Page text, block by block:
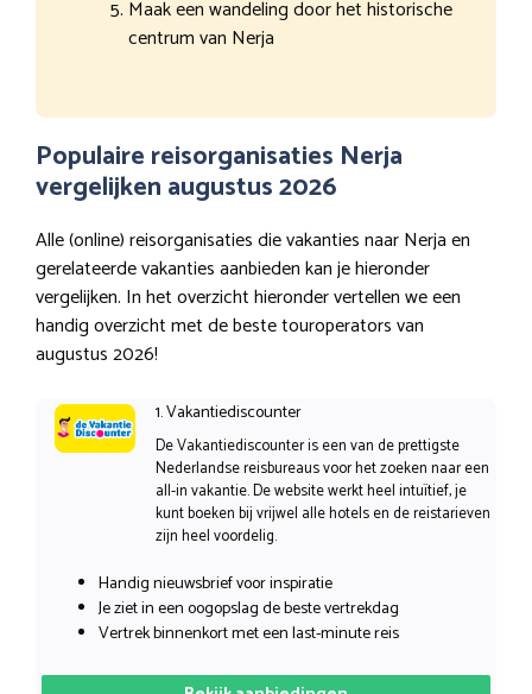
Maak een wandeling door het historische
centrum van Nerja
Populaire reisorganisaties Nerja
vergelijken augustus 2026
Alle (online) reisorganisaties die vakanties naar Nerja en
gerelateerde vakanties aanbieden kan je hieronder
vergelijken. In het overzicht hieronder vertellen we een
handig overzicht met de beste touroperators van
augustus 2026!
1. Vakantiediscounter
De Vakantiediscounter is een van de prettigste
Nederlandse reisbureaus voor het zoeken naar een
all-in vakantie. De website werkt heel intuïtief, je
kunt boeken bij vrijwel alle hotels en de reistarieven
zijn heel voordelig.
Handig nieuwsbrief voor inspiratie
Je ziet in een oogopslag de beste vertrekdag
Vertrek binnenkort met een last-minute reis